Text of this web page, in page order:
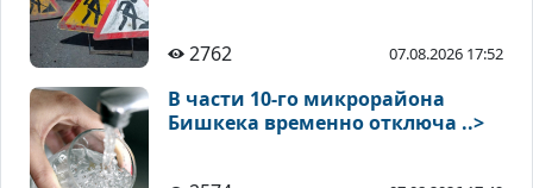
2762 07.08.2026 17:52
В части 10-го микрорайона
Бишкека временно отключа ..>